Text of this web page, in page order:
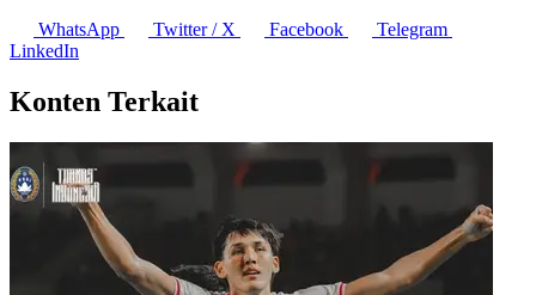
WhatsApp
Twitter / X Facebook
Telegram
LinkedIn
Konten Terkait